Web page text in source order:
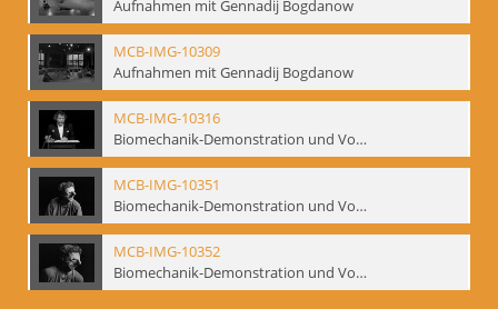
Aufnahmen mit Gennadij Bogdanow
MCB-IMG-10309
Aufnahmen mit Gennadij Bogdanow
MCB-IMG-10316
Biomechanik-Demonstration und Vortrag, Berliner Ensemble, 04.10.1991
MCB-IMG-10351
Biomechanik-Demonstration und Vortrag, Berliner Ensemble, 04.10.1991
MCB-IMG-10352
Biomechanik-Demonstration und Vortrag, Berliner Ensemble, 04.10.1991